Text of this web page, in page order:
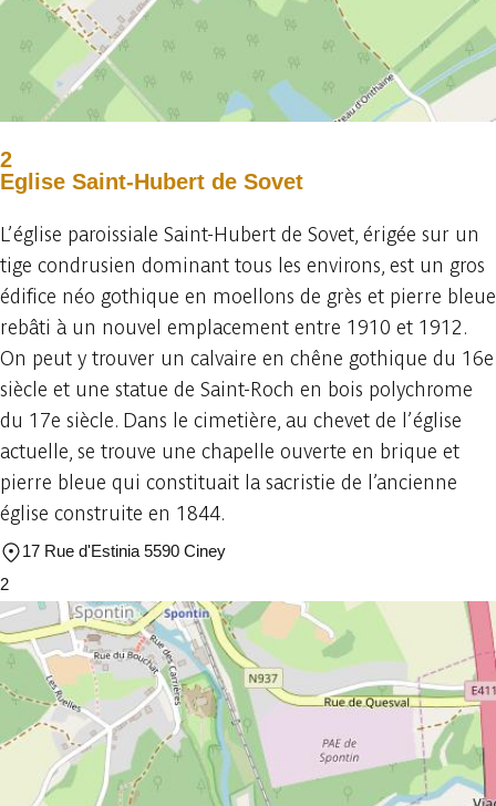
2
Eglise Saint-Hubert de Sovet
L’église paroissiale Saint-Hubert de Sovet, érigée sur un
tige condrusien dominant tous les environs, est un gros
édifice néo gothique en moellons de grès et pierre bleue
rebâti à un nouvel emplacement entre 1910 et 1912.
On peut y trouver un calvaire en chêne gothique du 16e
siècle et une statue de Saint-Roch en bois polychrome
du 17e siècle. Dans le cimetière, au chevet de l’église
actuelle, se trouve une chapelle ouverte en brique et
pierre bleue qui constituait la sacristie de l’ancienne
église construite en 1844.
17 Rue d'Estinia 5590 Ciney
2